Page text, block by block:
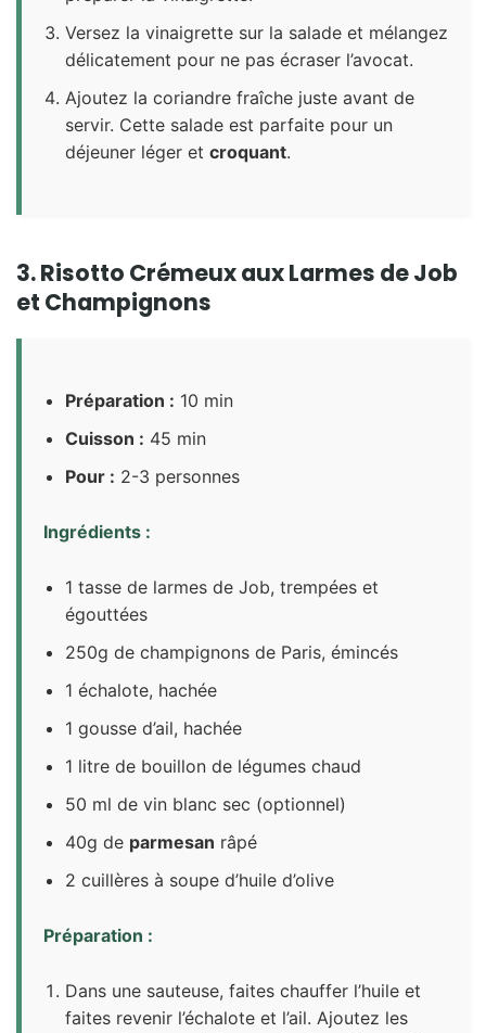
Versez la vinaigrette sur la salade et mélangez
délicatement pour ne pas écraser l’avocat.
Ajoutez la coriandre fraîche juste avant de
servir. Cette salade est parfaite pour un
déjeuner léger et croquant.
3. Risotto Crémeux aux Larmes de Job
et Champignons
Préparation : 10 min
Cuisson : 45 min
Pour : 2-3 personnes
Ingrédients :
1 tasse de larmes de Job, trempées et
égouttées
250g de champignons de Paris, émincés
1 échalote, hachée
1 gousse d’ail, hachée
1 litre de bouillon de légumes chaud
50 ml de vin blanc sec (optionnel)
40g de parmesan râpé
2 cuillères à soupe d’huile d’olive
Préparation :
Dans une sauteuse, faites chauffer l’huile et
faites revenir l’échalote et l’ail. Ajoutez les